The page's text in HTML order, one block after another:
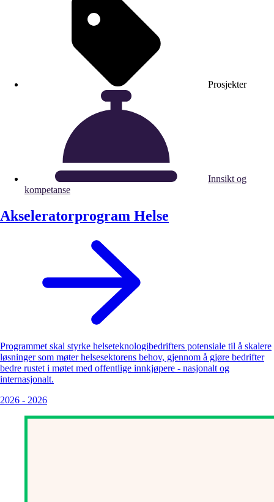
Prosjekter
Innsikt og
kompetanse
Akseleratorprogram Helse
Programmet skal styrke helseteknologibedrifters potensiale til å skalere
løsninger som møter helsesektorens behov, gjennom å gjøre bedrifter
bedre rustet i møtet med offentlige innkjøpere - nasjonalt og
internasjonalt.
2026 - 2026